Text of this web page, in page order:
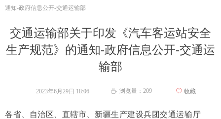
交通运输部关于印发《汽车客运站安全
生产规范》的通知-政府信息公开-交通运
输部
通知-政府信息公开-交通运输部
各省、自治区、直辖市、新疆生产建设兵团交通运输厅
2023年6月29日 18:06 ꄘ 浏览量： 209 ꄀ 收藏